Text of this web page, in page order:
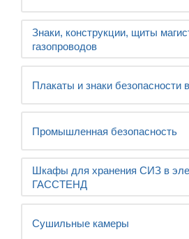
Знаки, конструкции, щиты
газопроводов
Плакаты и знаки безопасности
Промышленная безопасность
Шкафы для хранения СИЗ в
ГАССТЕНД
Сушильные камеры